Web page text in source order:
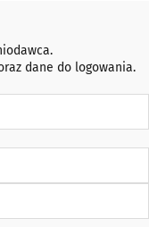
dane do logowania.